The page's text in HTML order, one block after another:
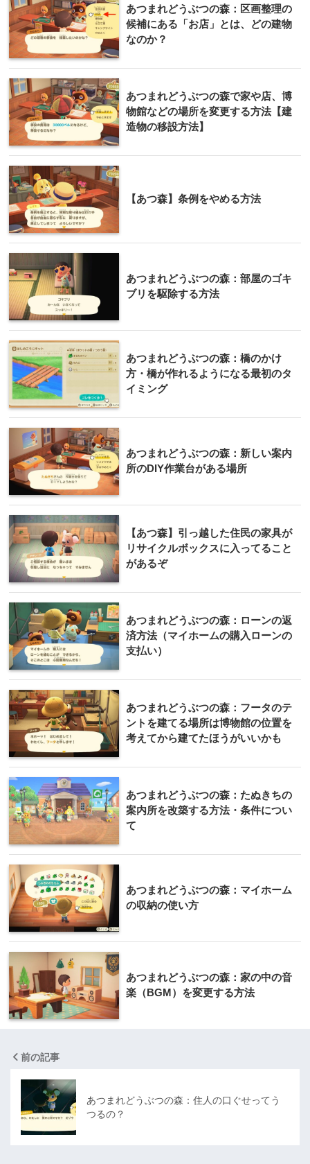
あつまれどうぶつの森：区画整理の
候補にある「お店」とは、どの建物
なのか？
あつまれどうぶつの森で家や店、博
物館などの場所を変更する方法【建
造物の移設方法】
【あつ森】条例をやめる方法
あつまれどうぶつの森：部屋のゴキ
ブリを駆除する方法
あつまれどうぶつの森：橋のかけ
方・橋が作れるようになる最初のタ
イミング
あつまれどうぶつの森：新しい案内
所のDIY作業台がある場所
【あつ森】引っ越した住民の家具が
リサイクルボックスに入ってること
があるぞ
あつまれどうぶつの森：ローンの返
済方法（マイホームの購入ローンの
支払い）
あつまれどうぶつの森：フータのテ
ントを建てる場所は博物館の位置を
考えてから建てたほうがいいかも
あつまれどうぶつの森：たぬきちの
案内所を改築する方法・条件につい
て
あつまれどうぶつの森：マイホーム
の収納の使い方
あつまれどうぶつの森：家の中の音
楽（BGM）を変更する方法
前の記事
あつまれどうぶつの森：住人の口ぐせってう
つるの？